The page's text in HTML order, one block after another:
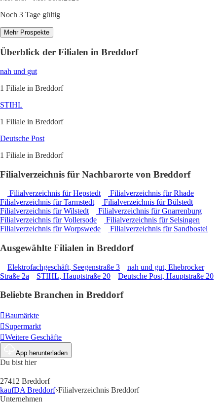
Noch 3 Tage gültig
Mehr Prospekte
Überblick der Filialen in Breddorf
nah und gut
1 Filiale in Breddorf
STIHL
1 Filiale in Breddorf
Deutsche Post
1 Filiale in Breddorf
Filialverzeichnis für Nachbarorte von Breddorf
Filialverzeichnis für Hepstedt
Filialverzeichnis für Rhade
Filialverzeichnis für Tarmstedt
Filialverzeichnis für Bülstedt
Filialverzeichnis für Wilstedt
Filialverzeichnis für Gnarrenburg
Filialverzeichnis für Vollersode
Filialverzeichnis für Selsingen
Filialverzeichnis für Worpswede
Filialverzeichnis für Sandbostel
Ausgewählte Filialen in Breddorf
Elektrofachgeschäft, Seegenstraße 3
nah und gut, Ehebrocker
Straße 2a
STIHL, Hauptstraße 20 Deutsche Post, Hauptstraße 20
Beliebte Branchen in Breddorf
Baumärkte
Supermarkt
Weitere Geschäfte
App herunterladen
Du bist hier
27412 Breddorf
kaufDA Breddorf Filialverzeichnis Breddorf
Unternehmen